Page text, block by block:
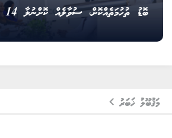
ބޮޑު ތުހުމަތެއްކޮށް، ސުވާލެއް ކޮށްނުލާ 14 މަސް: އަނިޔާއެއް؟
މަޤުބޫލު ޚަބަރު